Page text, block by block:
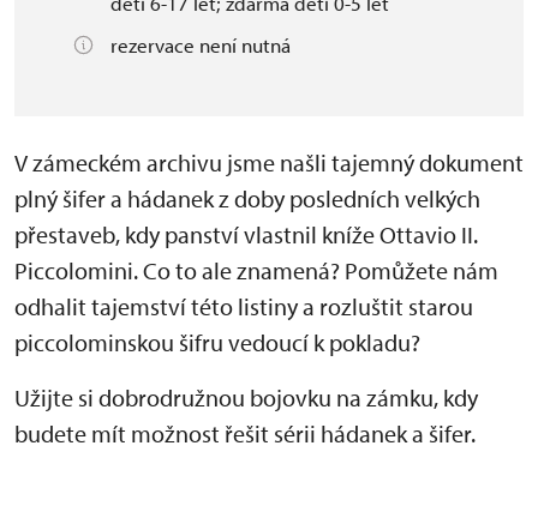
rezervace není nutná
V zámeckém archivu jsme našli tajemný dokument
plný šifer a hádanek z doby posledních velkých
přestaveb, kdy panství vlastnil kníže Ottavio II.
Piccolomini. Co to ale znamená? Pomůžete nám
odhalit tajemství této listiny a rozluštit starou
piccolominskou šifru vedoucí k pokladu?
Užijte si dobrodružnou bojovku na zámku, kdy
budete mít možnost řešit sérii hádanek a šifer.